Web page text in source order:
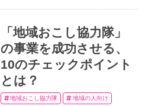
「地域おこし協力隊」
の事業を成功させる、
10のチェックポイント
とは？
地域おこし協力隊 地域の人向け